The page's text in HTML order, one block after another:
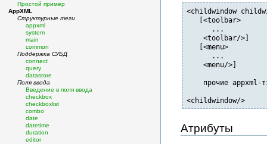
Простой пример
AppXML
Структурные теги
appxml
system
main
common
Поддержка СУБД
connect
query
datastore
Поля ввода
Введение в поля ввода
checkbox
checkboxlist
combo
date
datetime
duration
editor
<childwindow
   [<toolbar>
      ...
    <toolbar/>]
   [<menu>
      ...
    <menu/>]
прочие appxml-
<childwindow/>
Атрибуты